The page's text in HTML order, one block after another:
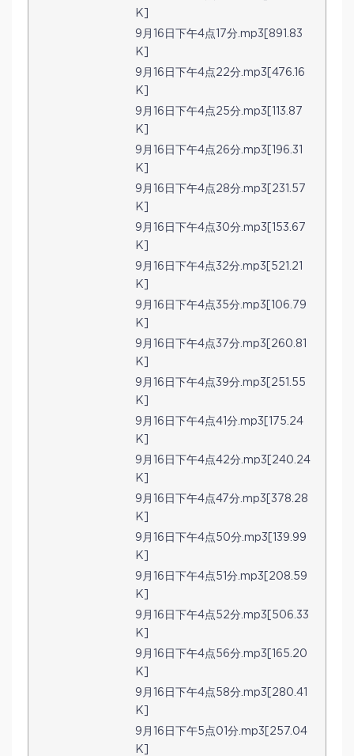
K]
9月16日下午4点17分.mp3[891.83
K]
9月16日下午4点22分.mp3[476.16
K]
9月16日下午4点25分.mp3[113.87
K]
9月16日下午4点26分.mp3[196.31
K]
9月16日下午4点28分.mp3[231.57
K]
9月16日下午4点30分.mp3[153.67
K]
9月16日下午4点32分.mp3[521.21
K]
9月16日下午4点35分.mp3[106.79
K]
9月16日下午4点37分.mp3[260.81
K]
9月16日下午4点39分.mp3[251.55
K]
9月16日下午4点41分.mp3[175.24
K]
9月16日下午4点42分.mp3[240.24
K]
9月16日下午4点47分.mp3[378.28
K]
9月16日下午4点50分.mp3[139.99
K]
9月16日下午4点51分.mp3[208.59
K]
9月16日下午4点52分.mp3[506.33
K]
9月16日下午4点56分.mp3[165.20
K]
9月16日下午4点58分.mp3[280.41
K]
9月16日下午5点01分.mp3[257.04
K]